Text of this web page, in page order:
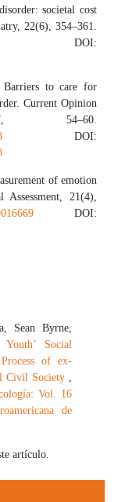
societal cost
22(6), 354–361.
DOI:
to care for
Current Opinion
54–60.
DOI:
of emotion
Assessment, 21(4),
DOI:
Sean Byrne,
Youth’ Social
of ex-
Civil Society
Vol. 16
de
artículo.